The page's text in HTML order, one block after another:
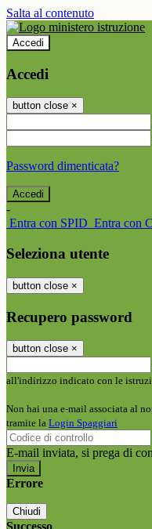
Salta al contenuto
Accedi
Accedi
button close ×
Password dimenticata?
-
Entra con SPID Entra con
Seleziona utente
button close ×
Recupero password
button close ×
all'indirizzo indicato con le
Non hai una e-mail associata al
tramite la Login Spaggiari
E-mail inviata, si prega di
Errore
Chiudi